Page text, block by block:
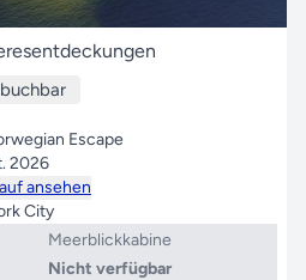
Escape
2026
ansehen
City
Meerblickkabine
Nicht verfügbar